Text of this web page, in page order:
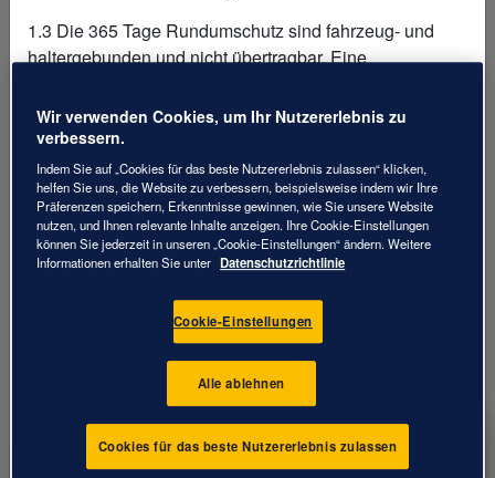
RUNDUMSCHUTZ
SICHERN
SO EINFACH GEHT'S
1.3 Die 365 Tage Rundumschutz sind fahrzeug- und
haltergebunden und nicht übertragbar. Eine
umfasst ebenfalls das Wuchten, Aufziehen, Montage der
Ersatzreifen sowie Entsorgung der Altreifen. Weitere
Servicedienstleistungen des Händlers (z.B. Kosten für
Ersatzfahrzeug, Fahrzeugtransporte) werden nicht
abgedeckt. Bei Vandalismus oder Diebstahl-Schäden
ist ein Polizeibericht vorzulegen.
2.1 Teilnahmeberechtig sind nur Personen, die einen
ständigen Wohnsitz zum Zeitpunkt des Kaufs und des
Schadenfalls in Deutschland haben und die zum
Zeitpunkt des Kaufs das 18. Lebensjahr vollendet
haben. Diese Aktion ist nicht mit anderen Aktionen
kombinierbar. Gewerbetreibende sind von der Aktion
Wir verwenden Cookies, um Ihr Nutzererlebnis zu
verbessern.
Indem Sie auf „Cookies für das beste Nutzererlebnis zulassen“ klicken,
helfen Sie uns, die Website zu verbessern, beispielsweise indem wir Ihre
Präferenzen speichern, Erkenntnisse gewinnen, wie Sie unsere Website
nutzen, und Ihnen relevante Inhalte anzeigen. Ihre Cookie-Einstellungen
können Sie jederzeit in unseren „Cookie-Einstellungen“ ändern. Weitere
Informationen erhalten Sie unter Datenschutzrichtlinie
Cookie-Einstellungen
Alle ablehnen
Cookies für das beste Nutzererlebnis zulassen